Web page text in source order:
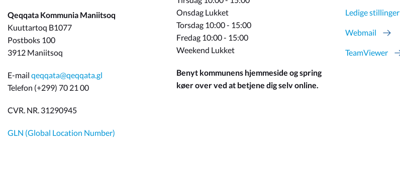
Qeqqata Kommunia Maniitsoq
Kuuttartoq B1077
Postboks 100
3912 Maniitsoq
E-mail qeqqata@qeqqata.gl
Telefon (+299) 70 21 00
CVR. NR. 31290945
GLN (Global Location Number)
Onsdag Lukket
Torsdag 10:00 - 15:00
Fredag 10:00 - 15:00
Weekend Lukket
Benyt kommunens hjemmeside og spring
køer over ved at betjene dig selv online.
Ledige stillinger
Webmail
TeamViewer